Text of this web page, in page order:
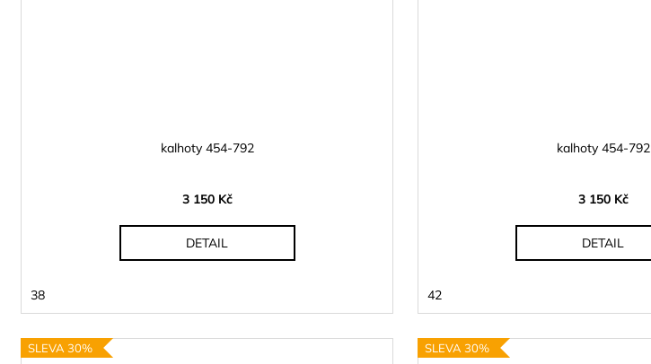
kalhoty 454-792
3 150 Kč
DETAIL
38
kalhoty 454-792
3 150 Kč
DETAIL
42
SLEVA 30% SLEVA 30%